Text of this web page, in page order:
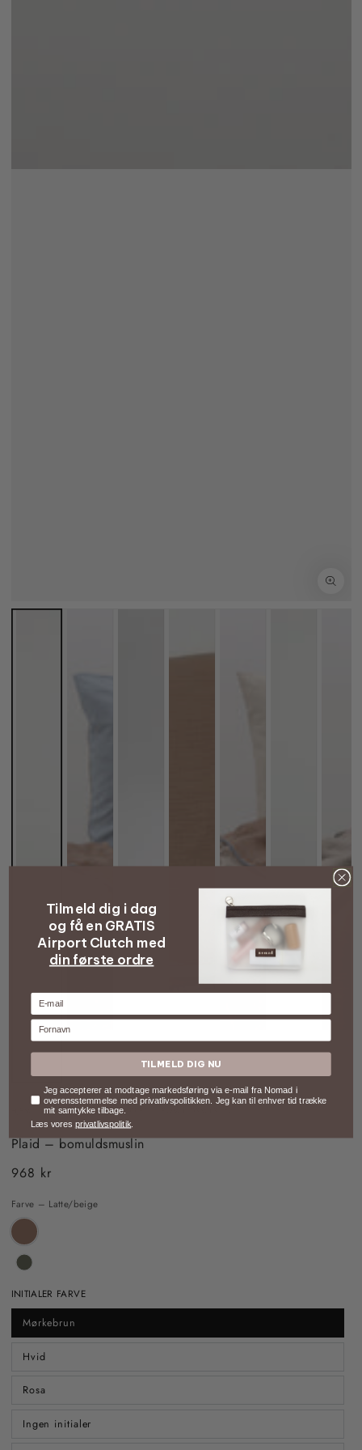
3 FOR 2-TILBUD /TÆPPET – BOMULDSMUSLIN
Plaid – bomuldsmuslin
Almindelig
968 kr
Farve – Latte/beige
INITIALER FARVE
Mørkebrun
Hvid
Rosa
Ingen initialer
Tilmeld dig i dag
og få en GRATIS
Airport Clutch med
din første ordre
E-mail
Fornavn
TILMELD DIG NU
Samtykke
Jeg accepterer at modtage markedsføring via e-mail fra Nomad i
overensstemmelse med privatlivspolitikken. Jeg kan til enhver tid trække
mit samtykke tilbage.
Læs vores privatlivspolitik